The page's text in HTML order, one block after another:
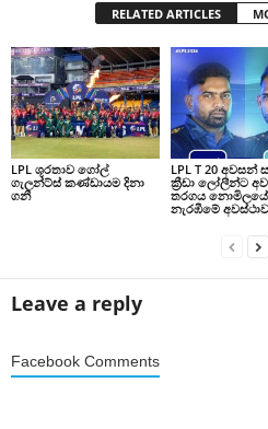
RELATED ARTICLES
LPL ශූරතාව ගෝල්
ගැලන්ට්ස් කණ්ඩායම දිනා
ගනී
LPL T 20 අවසන්
ක්‍රීඩා ලෝලීන්ට
තරගය නොමිලයේ
නැරඹීමේ
Leave a reply
Facebook Comments